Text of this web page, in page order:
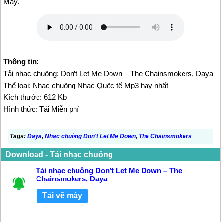
Máy.
Thông tin:
Tải nhạc chuông: Don’t Let Me Down – The Chainsmokers, Daya
Thể loại: Nhạc chuông Nhạc Quốc tế Mp3 hay nhất
Kích thước: 612 Kb
Hình thức: Tải Miễn phí
Tags: Daya, Nhạc chuông Don't Let Me Down, The Chainsmokers
Download - Tải nhạc chuông
Tải nhạc chuông Don’t Let Me Down – The
Chainsmokers, Daya
Tải về máy